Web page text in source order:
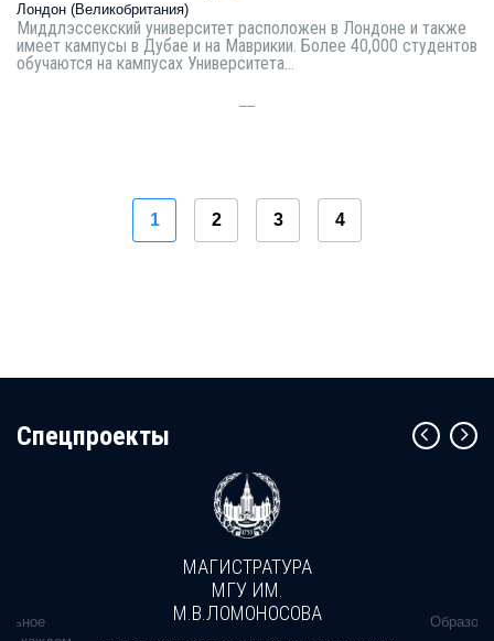
Лондон (Великобритания)
Миддлэссекский университет расположен в Лондоне и также
имеет кампусы в Дубае и на Маврикии. Более 40,000 студентов
обучаются на кампусах Университета...
—
1 2 3 4
Cпецпроекты
МАГИСТРАТУРА
МГУ ИМ.
М.В.ЛОМОНОСОВА